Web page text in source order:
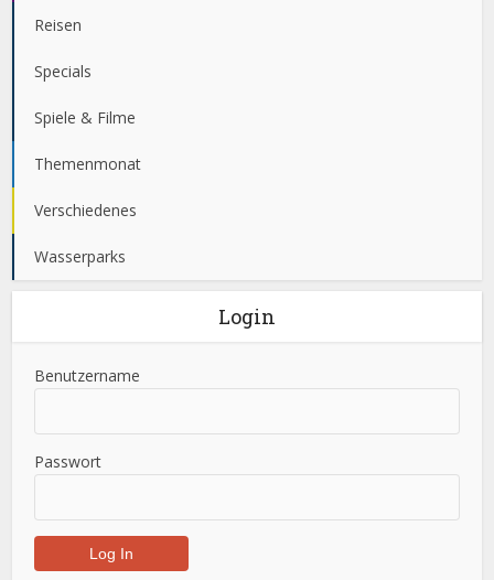
Reisen
Specials
Spiele & Filme
Themenmonat
Verschiedenes
Wasserparks
Login
Benutzername
Passwort